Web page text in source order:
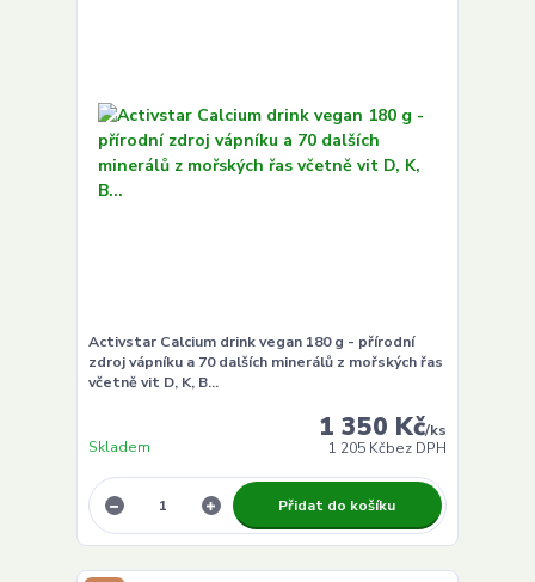
Activstar Calcium drink vegan 180 g - přírodní
zdroj vápníku a 70 dalších minerálů z mořských řas
včetně vit D, K, B...
1 350 Kč/ks
1 205 Kčbez DPH
Skladem
Přidat do košíku